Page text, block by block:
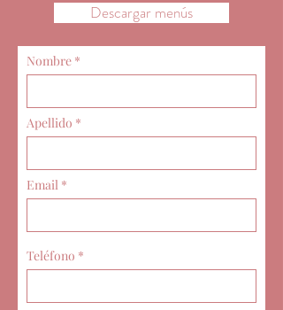
Descargar menús
Nombre
Apellido
Email
Teléfono